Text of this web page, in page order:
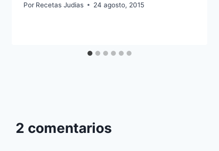
Por Recetas Judias 24 agosto, 2015
2 comentarios